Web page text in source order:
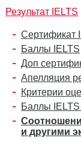
Результат IELTS
Сертификат
Баллы IELTS
Доп
Апелляция
Критерии
Баллы
и другими